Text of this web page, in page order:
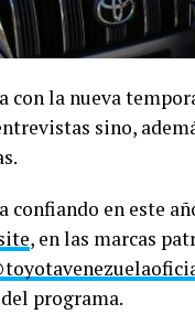
con la nueva
sino,
confiando en este
, en las marcas
programa.